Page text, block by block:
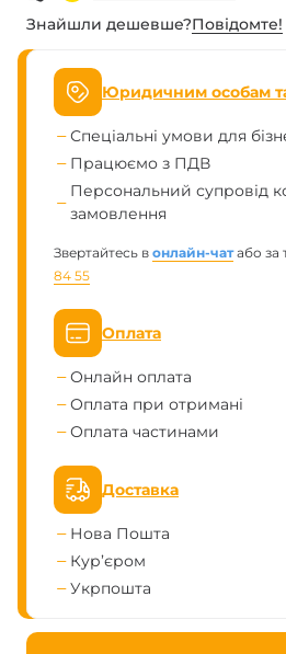
Знайшли дешевше?Повiдомте!
Юридичним особам
Спеціальні умови для
Працюємо з ПДВ
Персональний супровід
замовлення
Звертайтесь в онлайн-чат або за
84 55
Оплата
Онлайн оплата
Оплата при отримані
Оплата частинами
Доставка
Нова Пошта
Кур’єром
Укрпошта